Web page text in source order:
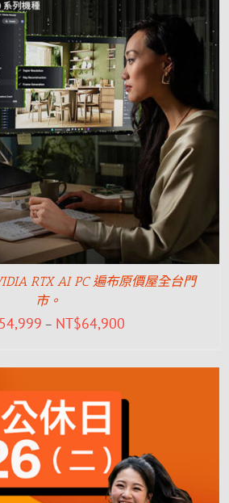
RTX AI PC 遍布原價屋全台門
市。
54,999 – NT$64,900